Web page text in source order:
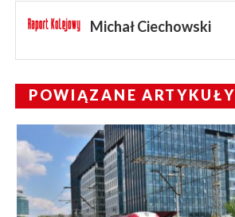
Michał Ciechowski
POWIĄZANE ARTYKUŁY